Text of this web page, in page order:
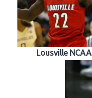
Lousville NCAA